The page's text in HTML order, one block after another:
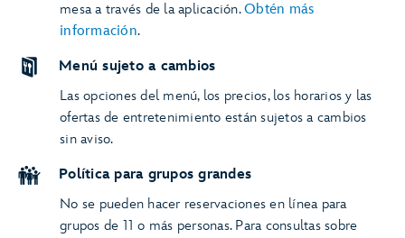
mesa a través de la aplicación.Obtén más
información.
Menú sujeto a cambios
Las opciones del menú, los precios, los horarios y las
ofertas de entretenimiento están sujetos a cambios
sin aviso.
Política para grupos grandes
No se pueden hacer reservaciones en línea para
grupos de 11 o más personas. Para consultas sobre